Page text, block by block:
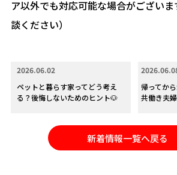
ア以外でも対応可能な場合がござい
談ください）
2026.06.02
ペットと暮らす家ってどう考え
る？後悔しないためのヒント🐶
帰ってか
共働き夫
新着情報一覧へ戻る